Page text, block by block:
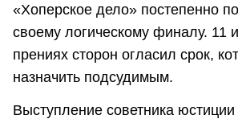
«Хоперское дело» постепенно
своему логическому финалу. 11
прениях сторон огласил срок,
назначить подсудимым.
Выступление советника